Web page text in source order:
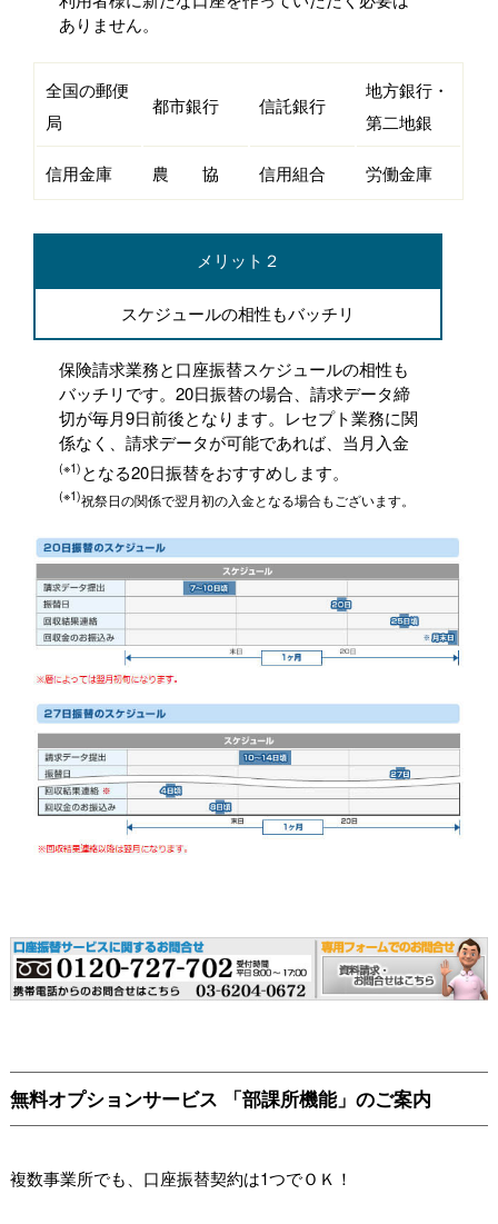
ありません。
全国の郵便
局
都市銀行 信託銀行
地方銀行・
第二地銀
信用金庫 農 協 信用組合 労働金庫
メリット２
スケジュールの相性もバッチリ
保険請求業務と口座振替スケジュールの相性も
バッチリです。20日振替の場合、請求データ締
切が毎月9日前後となります。レセプト業務に関
係なく、請求データが可能であれば、当月入金
(※1)となる20日振替をおすすめします。
(※1)祝祭日の関係で翌月初の入金となる場合もございます。
無料オプションサービス 「部課所機能」のご案内
複数事業所でも、口座振替契約は1つでＯＫ！